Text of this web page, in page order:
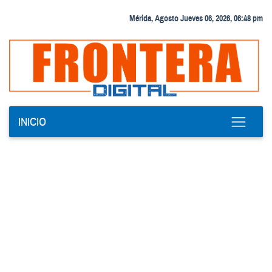
Mérida, Agosto Jueves 06, 2026, 06:48 pm
INICIO